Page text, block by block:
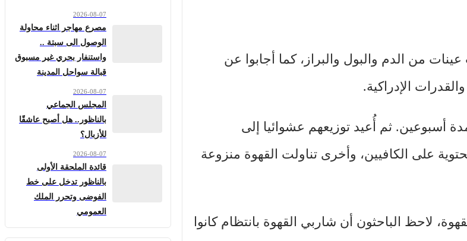
من الدم والبول والبراز، كما أجابوا عن
الإدراكية.
أسبوعين. ثم أُعيد توزيعهم عشوائيا إلى
المحتوية على الكافيين، وأخرى تناولت القهوة منزوعة
لاحظ الباحثون أن شاربي القهوة بانتظام كانوا
2026-08-07
مصرع مهاجر اثناء محاولة
الوصول الى سبتة ..
واستنفار بحري غير مسبوق
قبالة سواحل المدينة
2026-08-07
المجلس الجماعي
بالناظور.. هل أصبح عاشقًا
للأزبال؟
2026-08-07
قائدة الملحقة الأولى
بالناظور تدخل على خط
الفوضى وتحرر الملك
العمومي